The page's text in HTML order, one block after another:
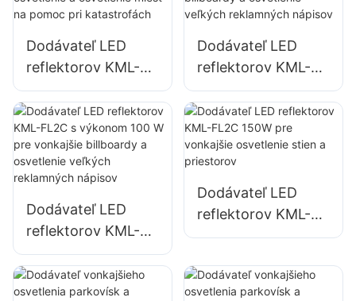
skladovacích
Dodávateľ LED
reflektorov KML-
FL05 200W,
núdzové osvetlenie
a osvetlenie miest
na pomoc pri
katastrofách
Dodávateľ LED
reflektorov KML-
FL2C 50W pre
vonkajšie billboardy
a osvetlenie
veľkých
nápisov
Dodávateľ LED
reflektorov KML-
FL2C s výkonom
100 W pre
vonkajšie billboardy
Dodávateľ LED
reflektorov KML-
FL2C 150W pre
osvetlenie stien a